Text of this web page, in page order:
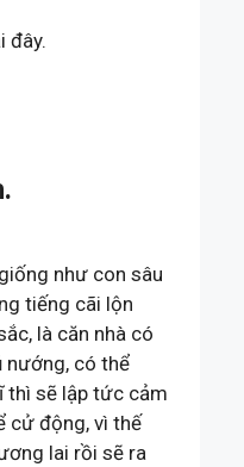
đây.
như con sâu
tiếng cãi lộn
là căn nhà có
nướng, có thể
thì sẽ lập tức cảm
cử động, vì thế
lai rồi sẽ ra